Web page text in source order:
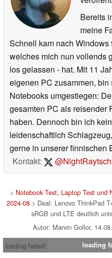
Bereits
meine
Schnell kam nach Windows
welches mich nun vollends
los gelassen - hat. Mit 11
eigenen PC zusammen,
Notebooks umgestiegen:
gesamten PC als reisender
haben. Dennoch bin ich
leidenschaftlich
gerne in unserer finnischen
Kontakt:
@NightRaytsch
> Notebook Test, Laptop Test und
2024-08 > Deal: Lenovo ThinkPad
sRGB und LTE deutlich
Autor: Marvin Gollor,
loading failed!
loading